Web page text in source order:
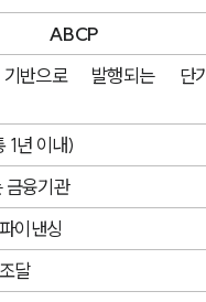
ABCP
반으로 발행되는 단기
1년 이내)
금융기관
이낸싱
달